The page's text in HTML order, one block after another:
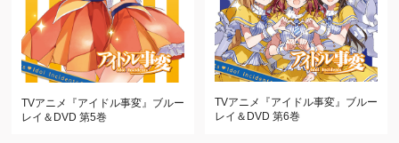
TVアニメ『アイドル事変』 ブルー
レイ＆DVD 第5巻
TVアニメ『アイドル事変』 ブルー
レイ＆DVD 第6巻